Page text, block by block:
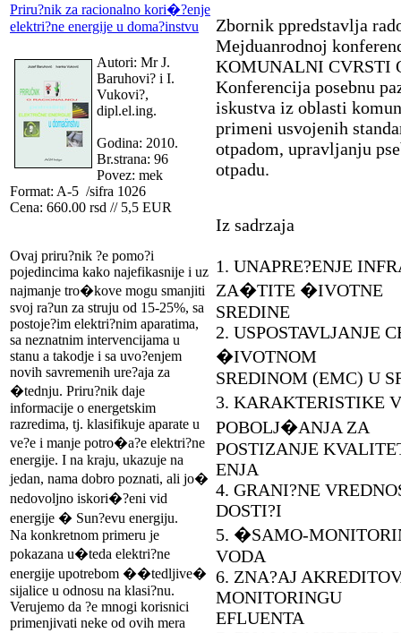
Priru?nik za racionalno kori�?enje
elektri?ne energije u doma?instvu
Autori: Mr J.
Baruhovi? i I.
Vukovi?,
dipl.el.ing.
Godina: 2010.
Br.strana: 96
Povez: mek
Format: A-5 /sifra 1026
Cena: 660.00 rsd // 5,5 EUR
Ovaj priru?nik ?e pomo?i
pojedincima kako najefikasnije i uz
najmanje tro�kove mogu smanjiti
svoj ra?un za struju od 15-25%, sa
postoje?im elektri?nim aparatima,
sa neznatnim intervencijama u
stanu a takodje i sa uvo?enjem
novih savremenih ure?aja za
�tednju. Priru?nik daje
informacije o energetskim
razredima, tj. klasifikuje aparate u
ve?e i manje potro�a?e elektri?ne
energije. I na kraju, ukazuje na
jedan, nama dobro poznati, ali jo�
nedovoljno iskori�?eni vid
energije � Sun?evu energiju.
Na konkretnom primeru je
pokazana u�teda elektri?ne
energije upotrebom ��tedljive�
sijalice u odnosu na klasi?nu.
Verujemo da ?e mnogi korisnici
primenjivati neke od ovih mera
Zbornik ppredstavlja
Mejduanrodnoj
KOMUNALNI CVRSTI
Konferencija posebnu
iskustva iz oblasti
primeni usvojenih
otpadom, upravljanju
otpadu.
Iz sadrzaja
1. UNAPRE?ENJE
ZA�TITE �IVOTNE
SREDINE
2. USPOSTAVLJANJE
�IVOTNOM
SREDINOM (EMC) U
3. KARAKTERISTIKE
POBOLJ�ANJA ZA
POSTIZANJE
ENJA
4. GRANI?NE
DOSTI?I
5. �SAMO-
VODA
6. ZNA?AJ
MONITORINGU
EFLUENTA